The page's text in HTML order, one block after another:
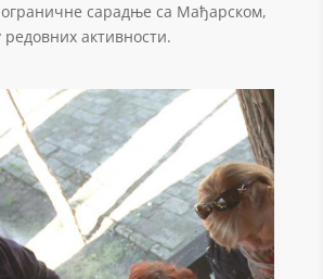
сарадње са Мађарском,
редовних активности.